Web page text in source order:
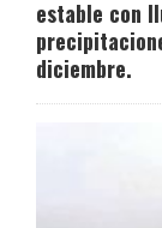
estable con
diciembre.